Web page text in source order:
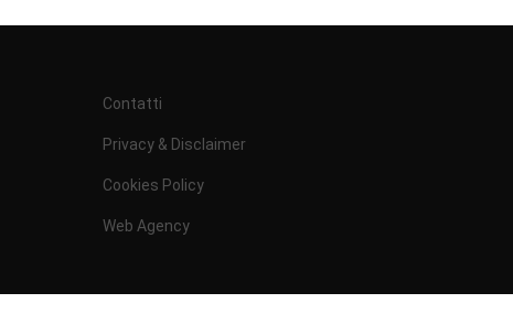
Contatti
Privacy & Disclaimer
Cookies Policy
Web Agency